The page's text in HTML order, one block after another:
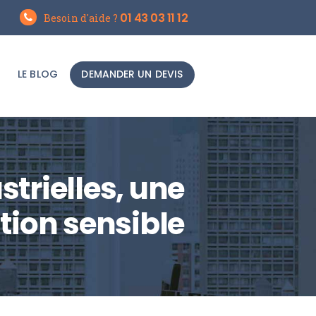
Besoin d'aide ? 01 43 03 11 12
LE BLOG DEMANDER UN DEVIS
une
sensible